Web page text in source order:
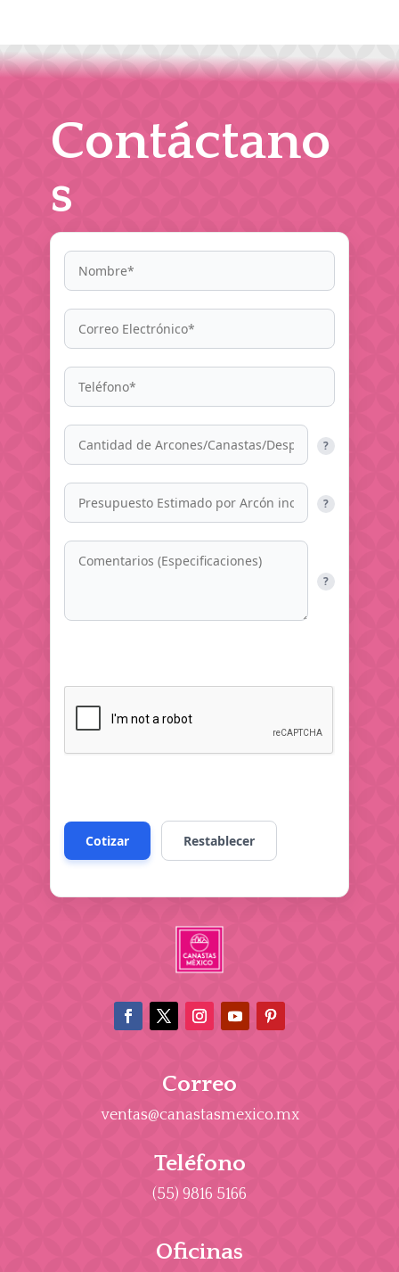
Contáctano
s
?
?
?
Correo
ventas@canastasmexico.mx
Teléfono
(55) 9816 5166
Oficinas